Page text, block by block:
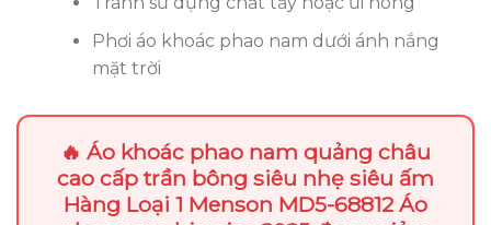
Phơi áo khoác phao nam dưới ánh nắng
mặt trời
🔥 Áo khoác phao nam quảng châu
cao cấp trần bông siêu nhẹ siêu ấm
Hàng Loại 1 Menson MD5-68812 Áo